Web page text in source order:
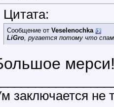
Цитата:
Сообщение от Veselenochka
LiGro, ругается потому что
заключается не